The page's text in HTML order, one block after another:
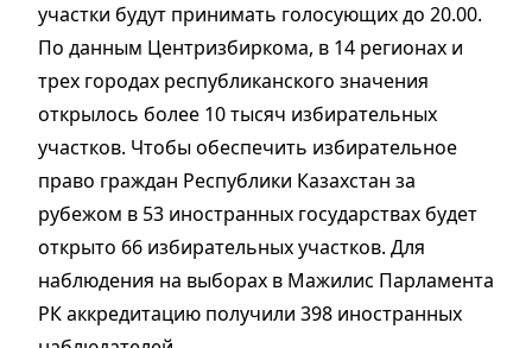
участки будут принимать голосующих до 20.00.
По данным Центризбиркома, в 14 регионах и
трех городах республиканского значения
открылось более 10 тысяч избирательных
участков. Чтобы обеспечить избирательное
право граждан Республики Казахстан за
рубежом в 53 иностранных государствах будет
открыто 66 избирательных участков. Для
наблюдения на выборах в Мажилис Парламента
РК аккредитацию получили 398 иностранных